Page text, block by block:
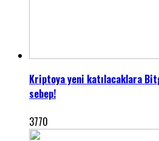
Kriptoya yeni katılacaklara
sebep!
3770